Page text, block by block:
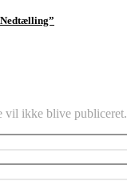
vil ikke blive publiceret.